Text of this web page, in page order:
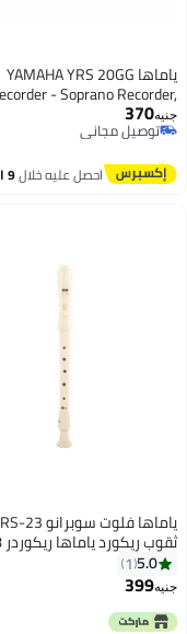
ياماها YAMAHA YRS 20GG
- Soprano Recorder,
German, Translucent Green
جنيه370
توصيل مجاني
توصيل مجاني
احصل عليه خلال9 اغسطس
ثقوب
فتحات نظام ترقيم أصابع
فتحة - عاجي
5.0
1
جنيه399